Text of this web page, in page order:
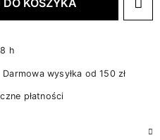
KOSZYKA
h
Darmowa wysyłka od 150 zł
płatności